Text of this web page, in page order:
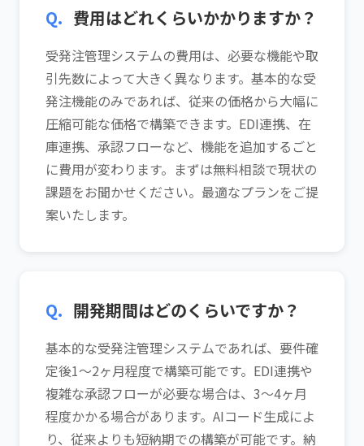
Q. 費用はどれくらいかかりますか？
受発注管理システムの費用は、必要な機能や取
引先数によって大きく異なります。基本的な受
発注機能のみであれば、従来の価格から大幅に
圧縮可能な価格で構築できます。EDI連携、在
庫連携、承認フローなど、機能を追加するごと
に費用が変わります。まずは無料相談で現状の
課題をお聞かせください。最適なプランをご提
案いたします。
Q. 開発期間はどのくらいですか？
基本的な受発注管理システムであれば、要件確
定後1〜2ヶ月程度で構築可能です。EDI連携や
複雑な承認フローが必要な場合は、3〜4ヶ月
程度かかる場合があります。AIコード生成によ
り、従来よりも短納期での構築が可能です。納